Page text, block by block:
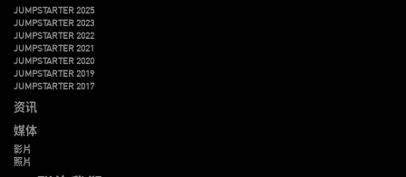
JUMPSTARTER 2025
JUMPSTARTER 2023
JUMPSTARTER 2022
JUMPSTARTER 2021
JUMPSTARTER 2020
JUMPSTARTER 2019
JUMPSTARTER 2017
资讯
媒体
影片
照片